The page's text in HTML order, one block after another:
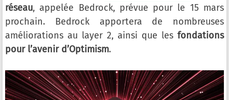
réseau, appelée Bedrock, prévue pour le 15 mars
prochain. Bedrock apportera de nombreuses
améliorations au layer 2, ainsi que les fondations
pour l’avenir d’Optimism.